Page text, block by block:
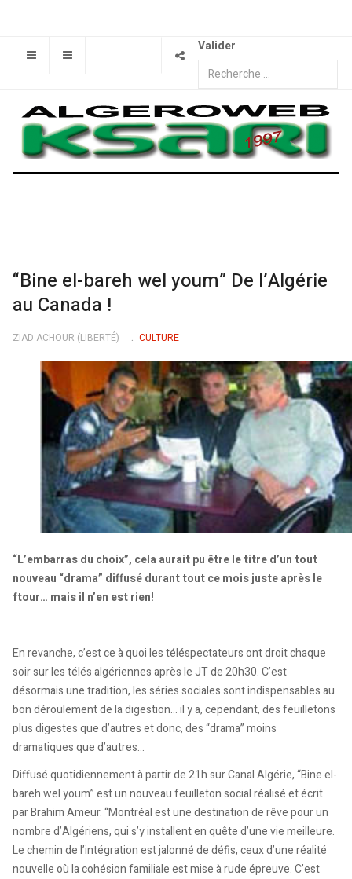
Valider
“Bine el-bareh wel youm” De l’Algérie
au Canada !
ZIAD ACHOUR (LIBERTÉ) CULTURE
“L’embarras du choix”, cela aurait pu être le titre d’un tout
nouveau “drama” diffusé durant tout ce mois juste après le
ftour… mais il n’en est rien!
En revanche, c’est ce à quoi les téléspectateurs ont droit chaque
soir sur les télés algériennes après le JT de 20h30. C’est
désormais une tradition, les séries sociales sont indispensables au
bon déroulement de la digestion… il y a, cependant, des feuilletons
plus digestes que d’autres et donc, des “drama” moins
dramatiques que d’autres…
Diffusé quotidiennement à partir de 21h sur Canal Algérie, “Bine el-
bareh wel youm” est un nouveau feuilleton social réalisé et écrit
par Brahim Ameur. “Montréal est une destination de rêve pour un
nombre d’Algériens, qui s’y installent en quête d’une vie meilleure.
Le chemin de l’intégration est jalonné de défis, ceux d’une réalité
nouvelle où la cohésion familiale est mise à rude épreuve. C’est